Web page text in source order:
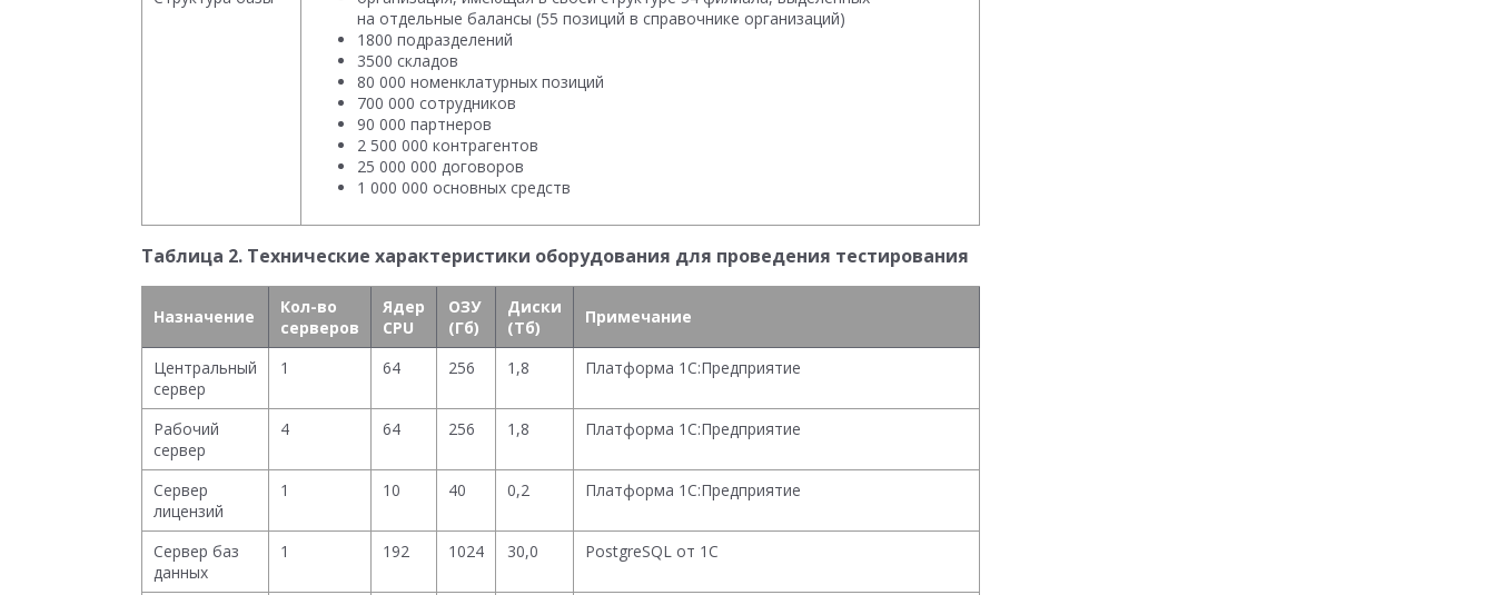
на отдельные балансы (55 позиций в справочнике организаций)
1800 подразделений
3500 складов
80 000 номенклатурных позиций
700 000 сотрудников
90 000 партнеров
2 500 000 контрагентов
25 000 000 договоров
1 000 000 основных средств
Таблица 2. Технические характеристики оборудования для проведения тестирования
Назначение
Кол-во
серверов
Ядер
CPU
ОЗУ
(Гб)
Диски
(Тб)
Примечание
Центральный
сервер
1 64 256 1,8 Платформа 1С:Предприятие
Рабочий
сервер
4 64 256 1,8 Платформа 1С:Предприятие
Сервер
лицензий
1 10 40 0,2 Платформа 1С:Предприятие
Сервер баз
данных
1 192 1024 30,0 PostgreSQL от 1С